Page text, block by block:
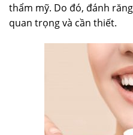
thẩm mỹ. Do đó, đánh
quan trọng và cần thiết.